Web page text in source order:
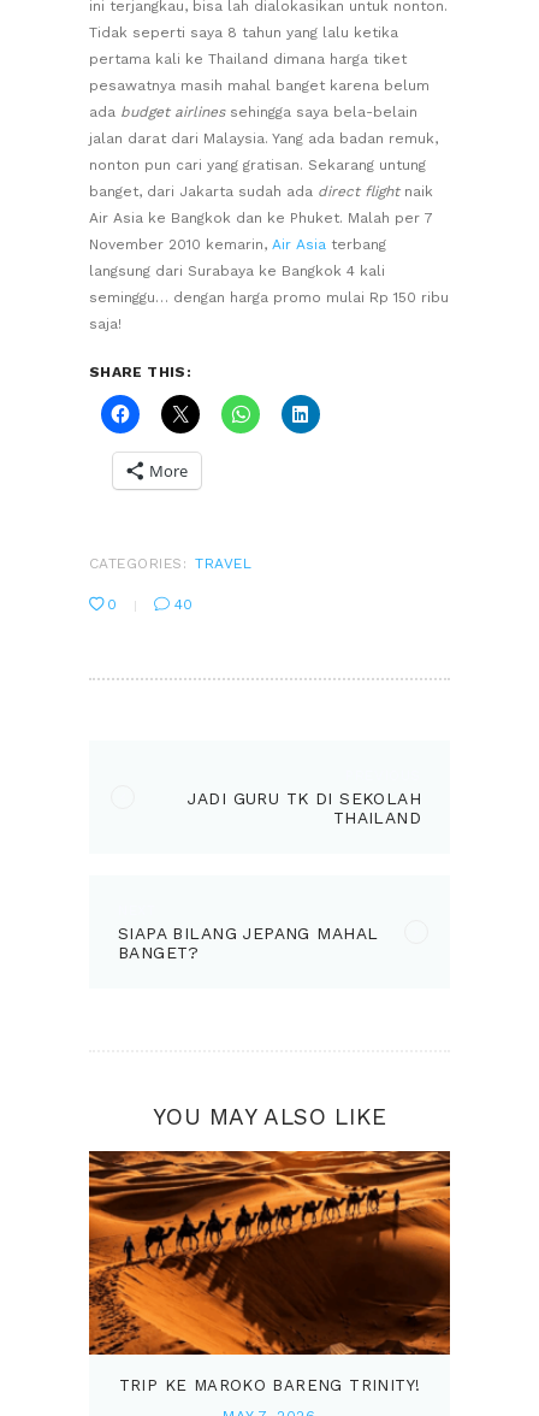
ini terjangkau, bisa lah dialokasikan untuk nonton.
Tidak seperti saya 8 tahun yang lalu ketika
pertama kali ke Thailand dimana harga tiket
pesawatnya masih mahal banget karena belum
ada budget airlinessehingga saya bela-belain
jalan darat dari Malaysia. Yang ada badan remuk,
nonton pun cari yang gratisan. Sekarang untung
banget, dari Jakarta sudah ada direct flightnaik
Air Asia ke Bangkok dan ke Phuket. Malah per 7
November 2010 kemarin, Air Asia terbang
langsung dari Surabaya ke Bangkok 4 kali
seminggu… dengan harga promo mulai Rp 150 ribu
saja!
SHARE THIS:
More
CATEGORIES: TRAVEL
0 40
JADI GURU TK DI SEKOLAH
THAILAND
post:
SIAPA BILANG JEPANG MAHAL
BANGET?
YOU MAY ALSO LIKE
TRIP KE MAROKO BARENG TRINITY!